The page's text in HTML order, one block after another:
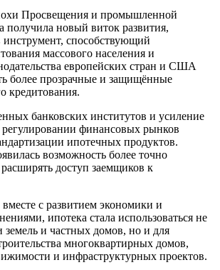
Просвещения и промышленной
получила новый виток развития,
инструмент, способствующий
массового населения и
европейских стран и США
более прозрачные и защищённые
кредитования.
банковских институтов и усиление
регулировании финансовых рынков
ипотечных продуктов.
возможность более точно
доступ заемщиков к
с развитием экономики и
ипотека стала использоваться не
земель и частных домов, но и для
многоквартирных домов,
и инфраструктурных проектов.